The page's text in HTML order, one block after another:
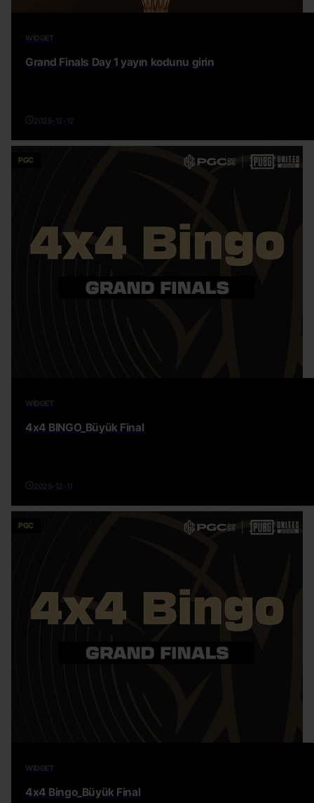
WIDGET
Grand Finals Day 1 yayın kodunu girin
2025-12-12
PGC
WIDGET
4x4 BINGO_Büyük Final
2025-12-11
PGC
WIDGET
4x4 Bingo_Büyük Final